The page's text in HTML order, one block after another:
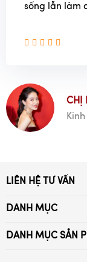
sống lẫn làm
CHỊ
DANH MỤC SẢN
DANH MỤC
LIÊN HỆ TƯ VẤN
0869.294.028